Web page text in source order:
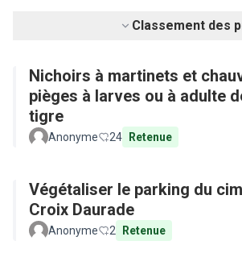
Classement des
Nichoirs à martinets et
pièges à larves ou à adulte
tigre
Anonyme 24 Retenue
Végétaliser le parking du
Croix Daurade
Anonyme 2 Retenue